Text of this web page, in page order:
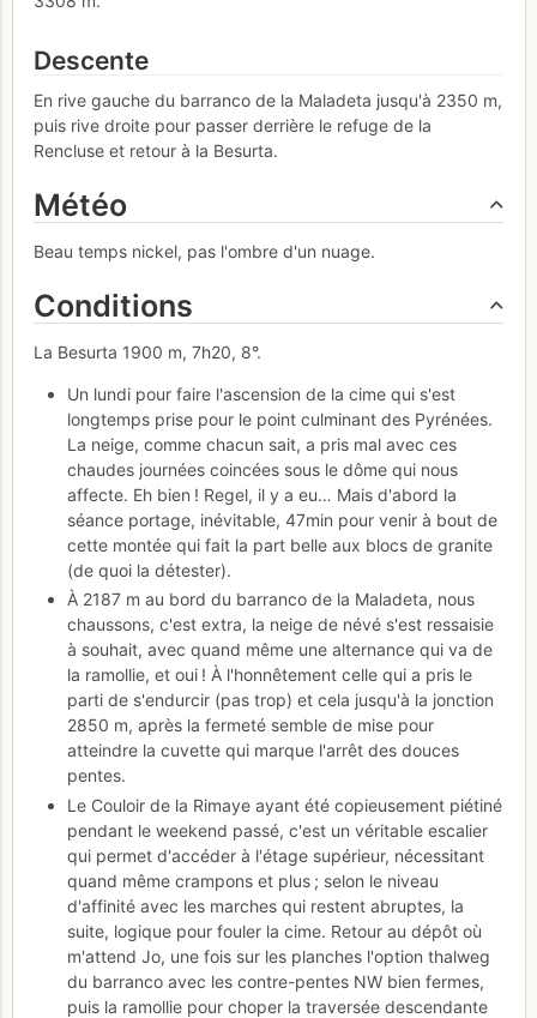
Descente
En rive gauche du barranco de la Maladeta jusqu'à 2350 m,
puis rive droite pour passer derrière le refuge de la
Rencluse et retour à la Besurta.
Météo
Beau temps nickel, pas l'ombre d'un nuage.
Conditions
La Besurta 1900 m, 7h20, 8°.
Un lundi pour faire l'ascension de la cime qui s'est
longtemps prise pour le point culminant des Pyrénées.
La neige, comme chacun sait, a pris mal avec ces
chaudes journées coincées sous le dôme qui nous
affecte. Eh bien ! Regel, il y a eu… Mais d'abord la
séance portage, inévitable, 47min pour venir à bout de
cette montée qui fait la part belle aux blocs de granite
(de quoi la détester).
À 2187 m au bord du barranco de la Maladeta, nous
chaussons, c'est extra, la neige de névé s'est ressaisie
à souhait, avec quand même une alternance qui va de
la ramollie, et oui ! À l'honnêtement celle qui a pris le
parti de s'endurcir (pas trop) et cela jusqu'à la jonction
2850 m, après la fermeté semble de mise pour
atteindre la cuvette qui marque l'arrêt des douces
pentes.
Le Couloir de la Rimaye ayant été copieusement piétiné
pendant le weekend passé, c'est un véritable escalier
qui permet d'accéder à l'étage supérieur, nécessitant
quand même crampons et plus ; selon le niveau
d'affinité avec les marches qui restent abruptes, la
suite, logique pour fouler la cime. Retour au dépôt où
m'attend Jo, une fois sur les planches l'option thalweg
du barranco avec les contre-pentes NW bien fermes,
puis la ramollie pour choper la traversée descendante